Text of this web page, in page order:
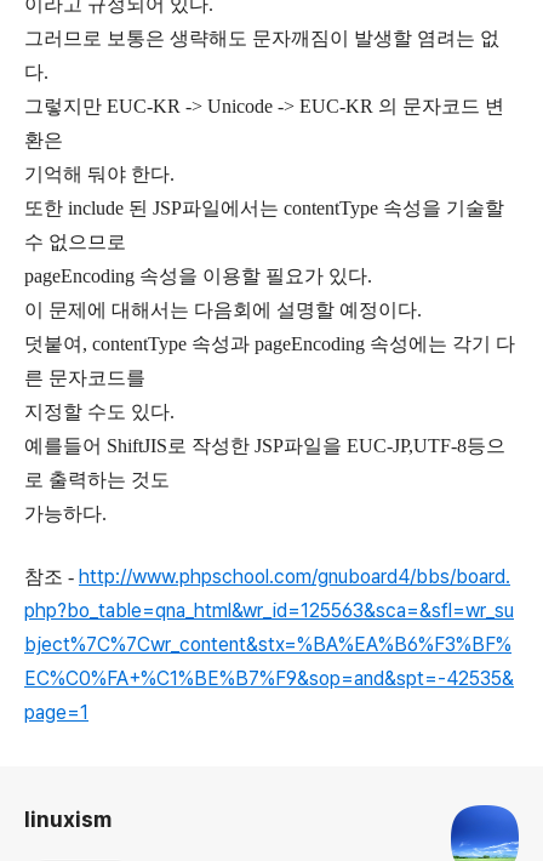
이라고 규정되어 있다.
그러므로 보통은 생략해도 문자깨짐이 발생할 염려는 없
다.
그렇지만 EUC-KR -> Unicode -> EUC-KR 의 문자코드 변
환은
기억해 둬야 한다.
또한 include 된 JSP파일에서는 contentType 속성을 기술할
수 없으므로
pageEncoding 속성을 이용할 필요가 있다.
이 문제에 대해서는 다음회에 설명할 예정이다.
덧붙여, contentType 속성과 pageEncoding 속성에는 각기 다
른 문자코드를
지정할 수도 있다.
예를들어 ShiftJIS로 작성한 JSP파일을 EUC-JP,UTF-8등으
로 출력하는 것도
가능하다.
참조 - http://www.phpschool.com/gnuboard4/bbs/board.
php?bo_table=qna_html&wr_id=125563&sca=&sfl=wr_su
bject%7C%7Cwr_content&stx=%BA%EA%B6%F3%BF%
EC%C0%FA+%C1%BE%B7%F9&sop=and&spt=-42535&
page=1
linuxism